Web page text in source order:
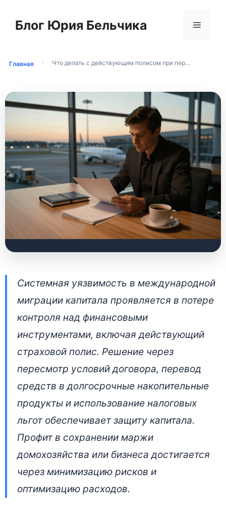
содержимому
Блог Юрия Бельчика Меню
Главная / Что делать с действующим полисом при пер…
Что делать с
действующим
полисом при
переезде за границу:
экспертный разбор
2 июля 2026 • 👁 7 542 прочтений
Системная уязвимость в международной
миграции капитала проявляется в потере
контроля над финансовыми
инструментами, включая действующий
страховой полис. Решение через
пересмотр условий договора, перевод
средств в долгосрочные накопительные
продукты и использование налоговых
льгот обеспечивает защиту капитала.
Профит в сохранении маржи
домохозяйства или бизнеса достигается
через минимизацию рисков и
оптимизацию расходов.